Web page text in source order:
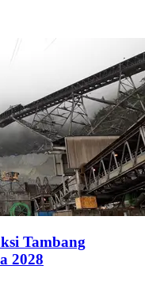
Tambang
2028